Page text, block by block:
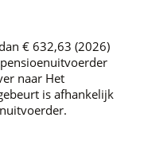
€ 632,63 (2026)
naar Het
is afhankelijk